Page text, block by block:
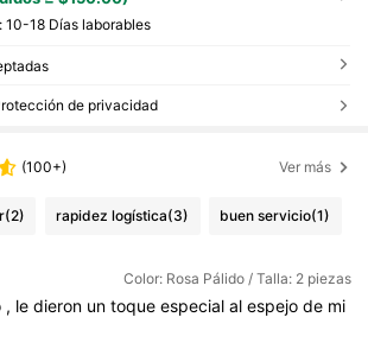
10-18 Días laborables
de privacidad
(100+) Ver más
(2) rapidez logística(3) buen servicio(1)
Color: Rosa Pálido / Talla: 2 piezas
, ledieron untoqueespecialalespejode mi